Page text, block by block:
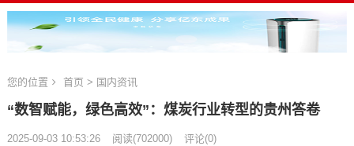
您的位置 首页 > 国内资讯
“数智赋能，绿色高效”：煤炭行业转型的贵州答卷
2025-09-03 10:53:26 阅读(702000) 评论(0)